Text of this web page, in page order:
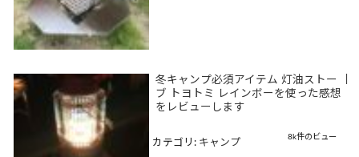
冬キャンプ必須アイテム 灯油ストー
ブ トヨトミ レインボーを使った感想
をレビューします
8k件のビュー
カテゴリ: キャンプ